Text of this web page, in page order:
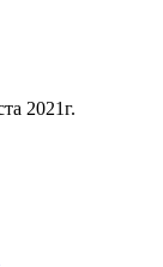
2021г.